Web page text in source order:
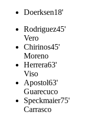
Doerksen18'
Rodriguez45'
Vero
Chirinos45'
Moreno
Herrera63'
Viso
Apostol63'
Guarecuco
Speckmaier75'
Carrasco